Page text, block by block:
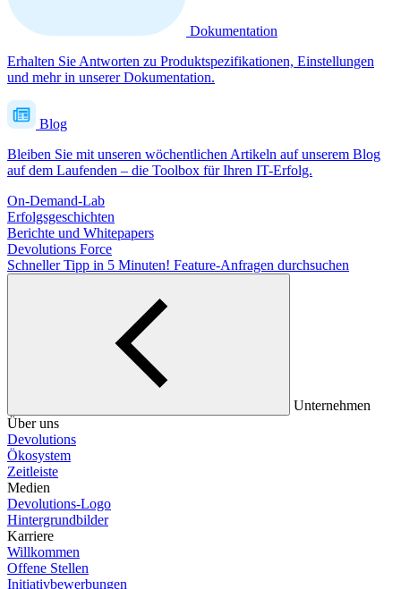
Dokumentation
Erhalten Sie Antworten zu Produktspezifikationen, Einstellungen
und mehr in unserer Dokumentation.
Blog
Bleiben Sie mit unseren wöchentlichen Artikeln auf unserem Blog
auf dem Laufenden – die Toolbox für Ihren IT-Erfolg.
On-Demand-Lab
Erfolgsgeschichten
Berichte und Whitepapers
Devolutions Force
Schneller Tipp in 5 Minuten! Feature-Anfragen durchsuchen
Unternehmen
Über uns
Devolutions
Ökosystem
Zeitleiste
Medien
Devolutions-Logo
Hintergrundbilder
Karriere
Willkommen
Offene Stellen
Initiativbewerbungen